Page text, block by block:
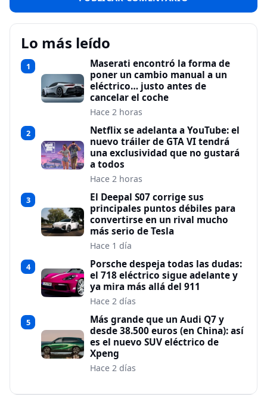
Lo más leído
1
Maserati encontró la forma de
poner un cambio manual a un
eléctrico… justo antes de
cancelar el coche
Hace 2 horas
2
Netflix se adelanta a YouTube: el
nuevo tráiler de GTA VI tendrá
una exclusividad que no gustará
a todos
Hace 2 horas
3
El Deepal S07 corrige sus
principales puntos débiles para
convertirse en un rival mucho
más serio de Tesla
Hace 1 día
4
Porsche despeja todas las dudas:
el 718 eléctrico sigue adelante y
ya mira más allá del 911
Hace 2 días
5
Más grande que un Audi Q7 y
desde 38.500 euros (en China): así
es el nuevo SUV eléctrico de
Xpeng
Hace 2 días